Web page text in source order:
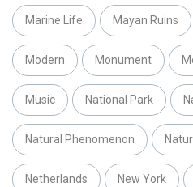
Marine Life Mayan Ruins
Modern Monument
Music National Park
Natural Phenomenon
Netherlands New York